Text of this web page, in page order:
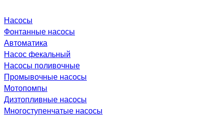
Насосы
Фонтанные насосы
Автоматика
Насос фекальный
Насосы поливочные
Промывочные насосы
Мотопомпы
Дизтопливные насосы
Многоступенчатые насосы